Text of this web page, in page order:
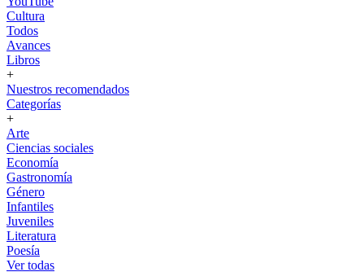
Cultura
Todos
Avances
Libros
+
Nuestros recomendados
Categorías
+
Arte
Ciencias sociales
Economía
Gastronomía
Género
Infantiles
Juveniles
Literatura
Poesía
Ver todas